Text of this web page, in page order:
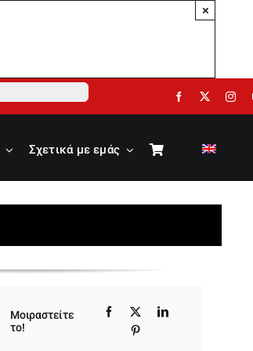
×
Σχετικά με εμάς
Μοιραστείτε
το!